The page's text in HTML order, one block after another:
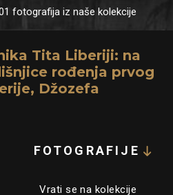
fotografija iz naše kolekcije
Tita Liberiji: na
rođenja prvog
Džozefa
FOTOGRAFIJE
Vrati se na kolekcije